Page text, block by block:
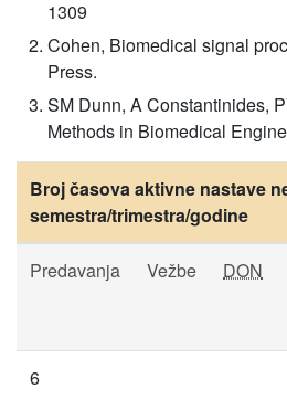
1309
Cohen, Biomedical signal
Press.
SM Dunn, A Constantinides,
Methods in Biomedical
Broj časova aktivne nastave
semestra/trimestra/godine
Predavanja Vežbe DON
6